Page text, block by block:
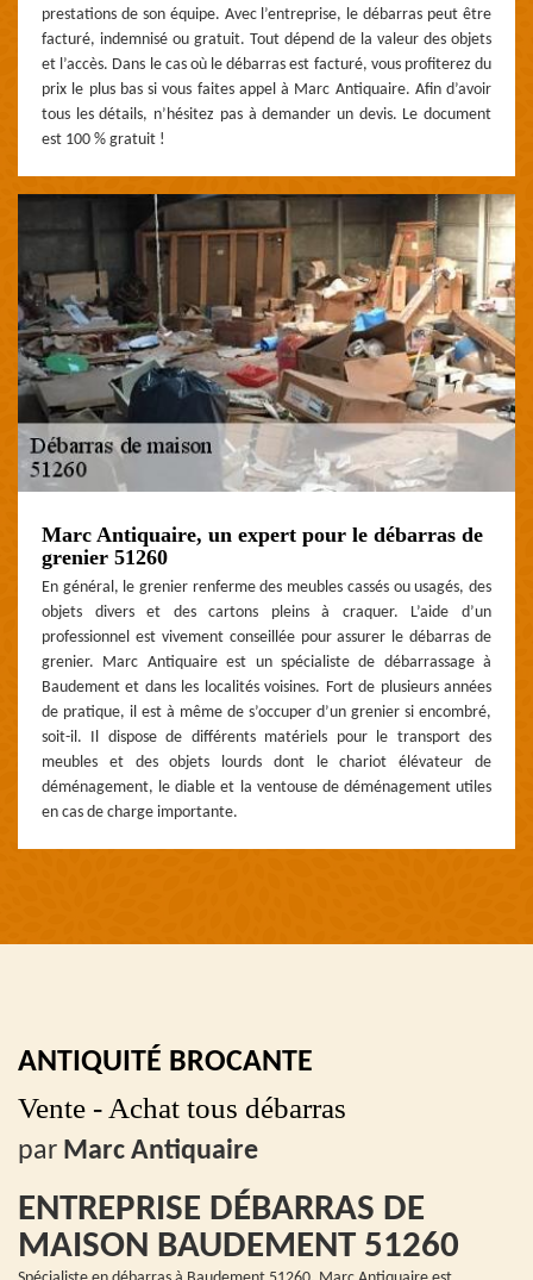
prestations de son équipe. Avec l’entreprise, le débarras peut être
facturé, indemnisé ou gratuit. Tout dépend de la valeur des objets
et l’accès. Dans le cas où le débarras est facturé, vous profiterez du
prix le plus bas si vous faites appel à Marc Antiquaire. Afin d’avoir
tous les détails, n’hésitez pas à demander un devis. Le document
est 100 % gratuit !
Marc Antiquaire, un expert pour le débarras de
grenier 51260
En général, le grenier renferme des meubles cassés ou usagés, des
objets divers et des cartons pleins à craquer. L’aide d’un
professionnel est vivement conseillée pour assurer le débarras de
grenier. Marc Antiquaire est un spécialiste de débarrassage à
Baudement et dans les localités voisines. Fort de plusieurs années
de pratique, il est à même de s’occuper d’un grenier si encombré,
soit-il. Il dispose de différents matériels pour le transport des
meubles et des objets lourds dont le chariot élévateur de
déménagement, le diable et la ventouse de déménagement utiles
en cas de charge importante.
ANTIQUITÉ BROCANTE
Vente - Achat tous débarras
par Marc Antiquaire
ENTREPRISE DÉBARRAS DE
MAISON BAUDEMENT 51260